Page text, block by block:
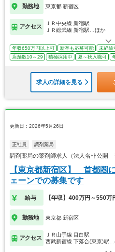
勤務地 東京都 新宿区
アクセス
ＪＲ中央線 新宿駅
ＪＲ総武線 新宿駅…ほか
年収650万円以上可 新卒も応募可能 未経験
店舗数10～29
積極採用中 夏～秋入職可
求人の詳細を見る
更新日：2026年5月26日
正社員 調剤薬局
調剤薬局の薬剤師求人（法人名非公開
【東京都新宿区】 首都圏
ェーンでの募集です
給与 【年収】400万円～550万
勤務地 東京都 新宿区
アクセス
ＪＲ山手線 目白駅
西武新宿線 下落合(東京)駅